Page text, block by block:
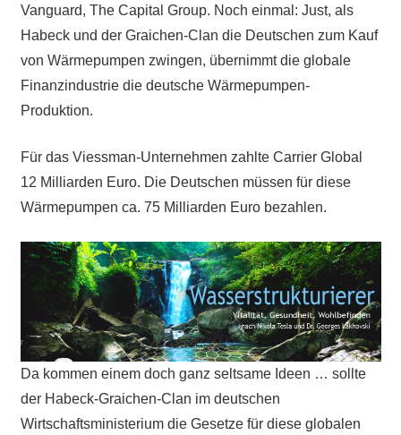
Vanguard, The Capital Group. Noch einmal: Just, als
Habeck und der Graichen-Clan die Deutschen zum Kauf
von Wärmepumpen zwingen, übernimmt die globale
Finanzindustrie die deutsche Wärmepumpen-
Produktion.
Für das Viessman-Unternehmen zahlte Carrier Global
12 Milliarden Euro. Die Deutschen müssen für diese
Wärmepumpen ca. 75 Milliarden Euro bezahlen.
Da kommen einem doch ganz seltsame Ideen … sollte
der Habeck-Graichen-Clan im deutschen
Wirtschaftsministerium die Gesetze für diese globalen